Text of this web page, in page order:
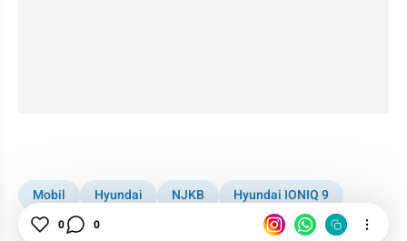
Mobil Hyundai NJKB
Hyundai IONIQ 9
Wuling
Berita Populer
0 0